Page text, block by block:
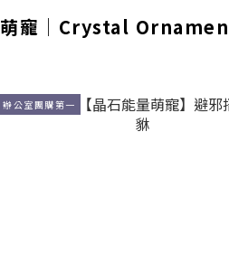
萌寵│Crystal
辦公室團購第一